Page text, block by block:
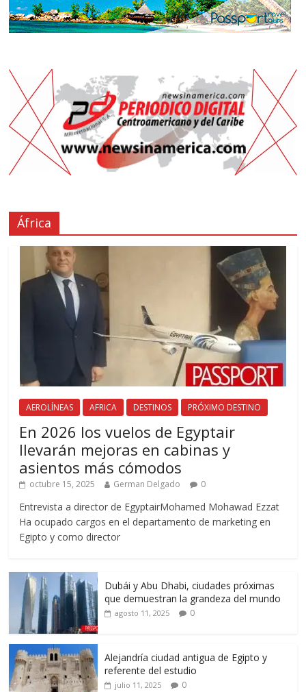
África
AEROLÍNEAS AFRICA DESTINOS PRÓXIMO DESTINO
En 2026 los vuelos de Egyptair
llevarán mejoras en cabinas y
asientos más cómodos
octubre 15, 2025 German Delgado 0
Entrevista a director de EgyptairMohamed Mohawad Ezzat
Ha ocupado cargos en el departamento de marketing en
Egipto y como director
Dubái y Abu Dhabi, ciudades próximas
que demuestran la grandeza del mundo
agosto 11, 2025 0
Alejandría ciudad antigua de Egipto y
referente del estudio
julio 11, 2025 0